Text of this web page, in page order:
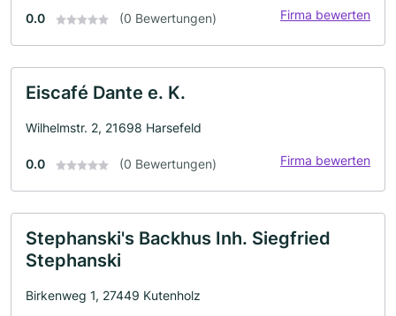
0.0 (0 Bewertungen) Firma bewerten
Eiscafé Dante e. K.
Wilhelmstr. 2, 21698 Harsefeld
0.0 (0 Bewertungen) Firma bewerten
Stephanski's Backhus Inh. Siegfried
Stephanski
Birkenweg 1, 27449 Kutenholz